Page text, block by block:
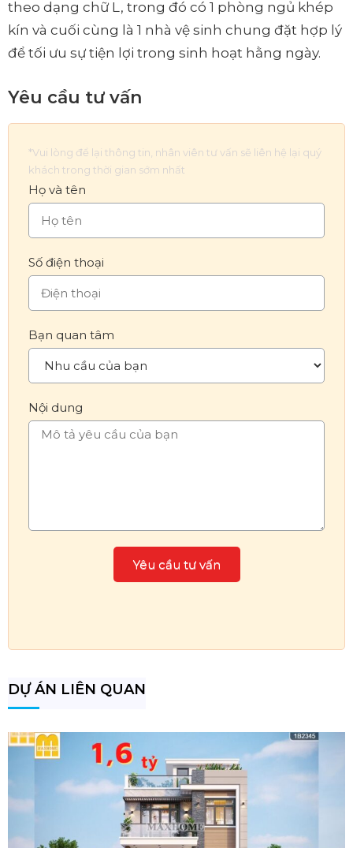
theo dạng chữ L, trong đó có 1 phòng ngủ khép
kín và cuối cùng là 1 nhà vệ sinh chung đặt hợp lý
để tối ưu sự tiện lợi trong sinh hoạt hằng ngày.
Yêu cầu tư vấn
*Vui lòng để lại thông tin, nhân viên tư vấn sẽ liên hệ lại quý
khách trong thời gian sớm nhất
Họ và tên
Số điện thoại
Bạn quan tâm
Nội dung
DỰ ÁN LIÊN QUAN